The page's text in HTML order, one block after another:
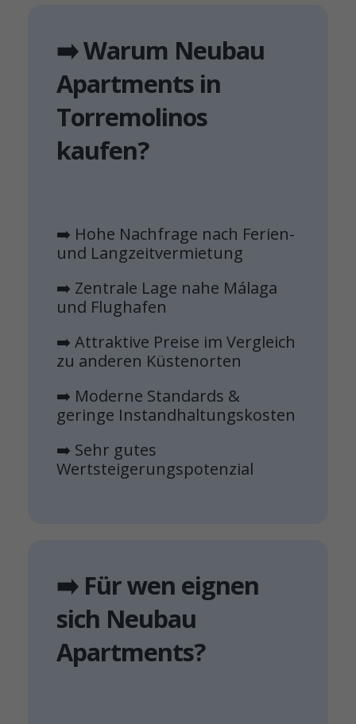
➡️ Warum Neubau
Apartments in
Torremolinos
kaufen?
➡️ Hohe Nachfrage nach Ferien-
und Langzeitvermietung
➡️ Zentrale Lage nahe Málaga
und Flughafen
➡️ Attraktive Preise im Vergleich
zu anderen Küstenorten
➡️ Moderne Standards &
geringe Instandhaltungskosten
➡️ Sehr gutes
Wertsteigerungspotenzial
➡️ Für wen eignen
sich Neubau
Apartments?